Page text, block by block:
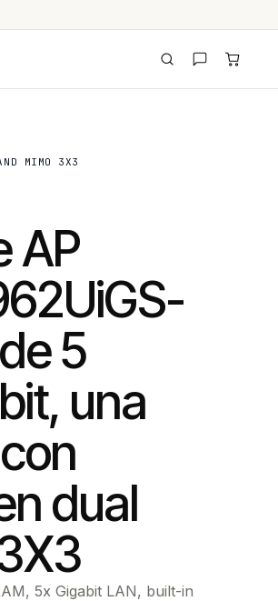
MIMO 3X3
AP
5
una
dual
5x Gigabit LAN, built-in